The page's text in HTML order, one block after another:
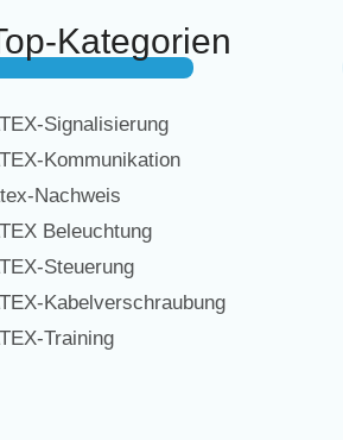
Kategorien
Signalisierung
Kommunikation
Nachweis
Beleuchtung
Steuerung
Kabelverschraubung
Training